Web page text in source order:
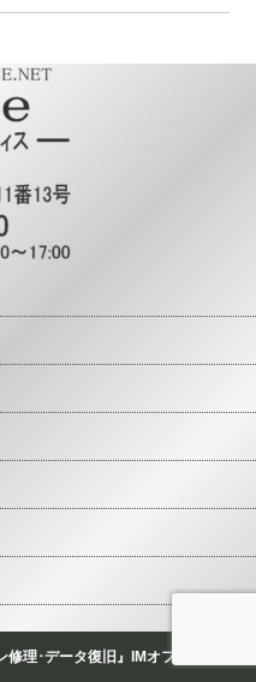
理･データ復旧』IMオフィス